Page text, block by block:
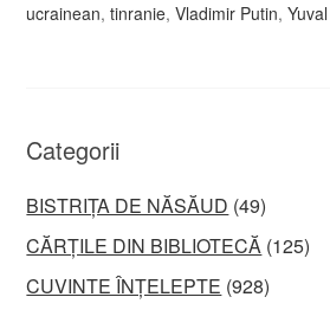
ucrainean,tinranie,Vladimir Putin,
Categorii
BISTRIȚA DE NĂSĂUD (49)
CĂRȚILE DIN BIBLIOTECĂ (125)
CUVINTE ÎNȚELEPTE (928)